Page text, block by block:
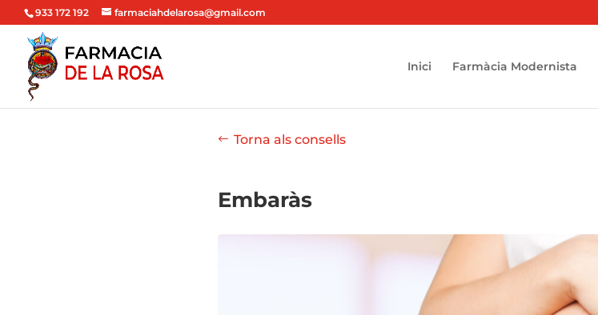
933 172 192 farmaciahdelarosa@gmail.com
Inici Farmàcia Modernista
Torna als consells
Embaràs